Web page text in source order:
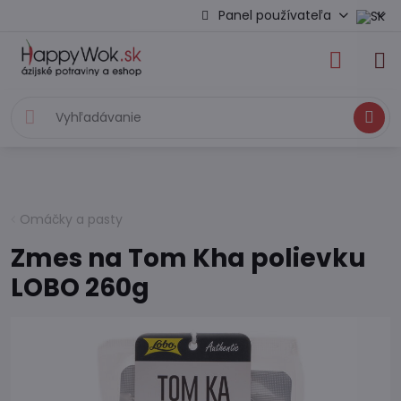
Panel používateľa
Hľadať
Omáčky a pasty
Zmes na Tom Kha polievku
LOBO 260g